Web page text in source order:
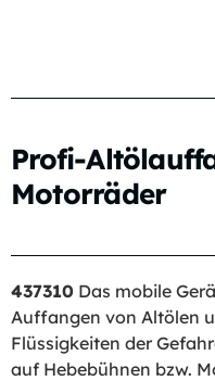
Profi-
Motorräder
437310 Das mobile
Auffangen von Altölen
Flüssigkeiten der
auf Hebebühnen bzw.